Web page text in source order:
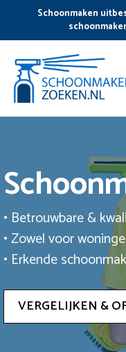
de
inhoud
Schoonmaken
• Betrouwbare &
• Zowel voor
• Erkende
VERGELIJKEN &